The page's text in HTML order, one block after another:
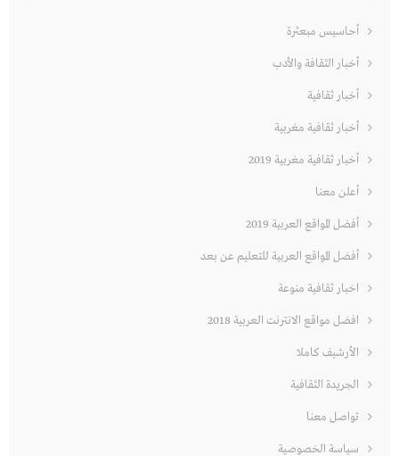
أحاسيس مبعثرة
أخبار الثقافة والأدب
أخبار ثقافية
أخبار ثقافية مغربية
أخبار ثقافية مغربية 2019
أعلن معنا
أفضل المواقع العربية 2019
أفضل المواقع العربية للتعليم عن بعد
اخبار ثقافية منوعة
افضل مواقع الانترنت العربية 2018
الأرشيف كاملا
الجريدة الثقافية
تواصل معنا
سياسة الخصوصية